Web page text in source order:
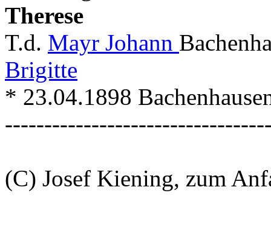
Therese
T.d. Mayr Johann
Brigitte
* 23.04.1898
(C) Josef Kiening, zum